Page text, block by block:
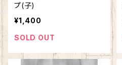
プ(子)
¥1,400
SOLD OUT